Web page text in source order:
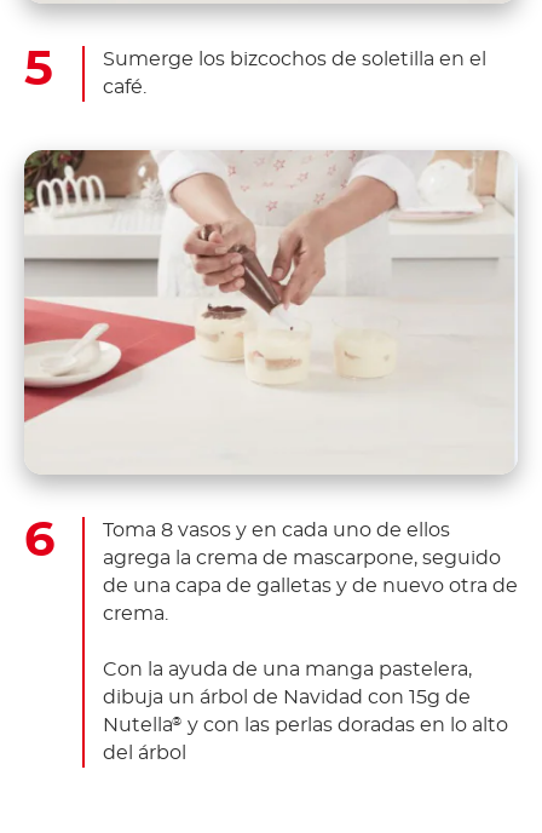
Sumerge los bizcochos de soletilla en el
café.
Toma 8 vasos y en cada uno de ellos
agrega la crema de mascarpone, seguido
de una capa de galletas y de nuevo otra de
crema.
Con la ayuda de una manga pastelera,
dibuja un árbol de Navidad con 15g de
Nutella® y con las perlas doradas en lo alto
del árbol